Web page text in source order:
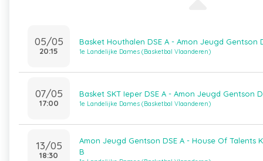
05/05
20:15
Basket Houthalen DSE A - Amon Jeugd Gentson
1e Landelijke Dames (Basketbal Vlaanderen)
07/05
17:00
Basket SKT Ieper DSE A - Amon Jeugd Gentson
1e Landelijke Dames (Basketbal Vlaanderen)
13/05
18:30
Amon Jeugd Gentson DSE A - House Of Talents
B